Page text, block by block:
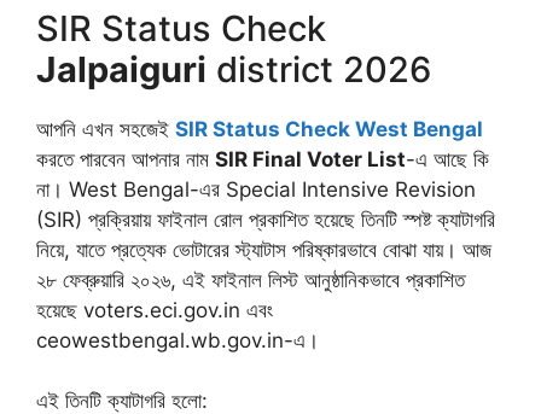
SIR Status Check
Jalpaiguri district 2026
আপনি এখন সহজেই SIR Status Check West Bengal
করতে পারবেন আপনার নাম SIR Final Voter List-এ আছে কি
না। West Bengal-এর Special Intensive Revision
(SIR) প্রক্রিয়ায় ফাইনাল রোল প্রকাশিত হয়েছে তিনটি স্পষ্ট ক্যাটাগরি
নিয়ে, যাতে প্রত্যেক ভোটারের স্ট্যাটাস পরিষ্কারভাবে বোঝা যায়। আজ
২৮ ফেব্রুয়ারি ২০২৬, এই ফাইনাল লিস্ট আনুষ্ঠানিকভাবে প্রকাশিত
হয়েছে voters.eci.gov.in এবং
ceowestbengal.wb.gov.in-এ।
এই তিনটি ক্যাটাগরি হলো: